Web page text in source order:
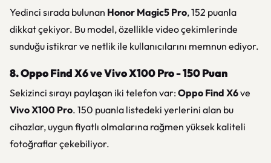
Yedinci sırada bulunan Honor Magic5 Pro, 152 puanla
dikkat çekiyor. Bu model, özellikle video çekimlerinde
sunduğu istikrar ve netlik ile kullanıcılarını memnun ediyor.
8. Oppo Find X6 ve Vivo X100 Pro - 150 Puan
Sekizinci sırayı paylaşan iki telefon var:Oppo Find X6ve
Vivo X100 Pro. 150 puanla listedeki yerlerini alan bu
cihazlar, uygun fiyatlı olmalarına rağmen yüksek kaliteli
fotoğraflar çekebiliyor.